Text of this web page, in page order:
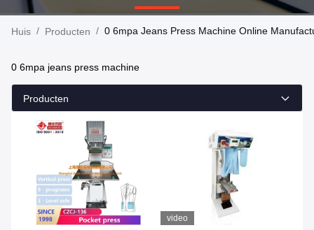
Jeans Press
Match 160
Producten
Huis / Producten / 0 6mpa Jeans Press Machine Online
0 6mpa jeans press machine
Producten
video